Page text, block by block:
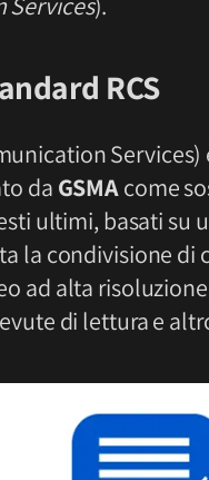
RCS
Services)
da GSMAcome
ultimi, basati
la condivisione
ad alta
di lettura e